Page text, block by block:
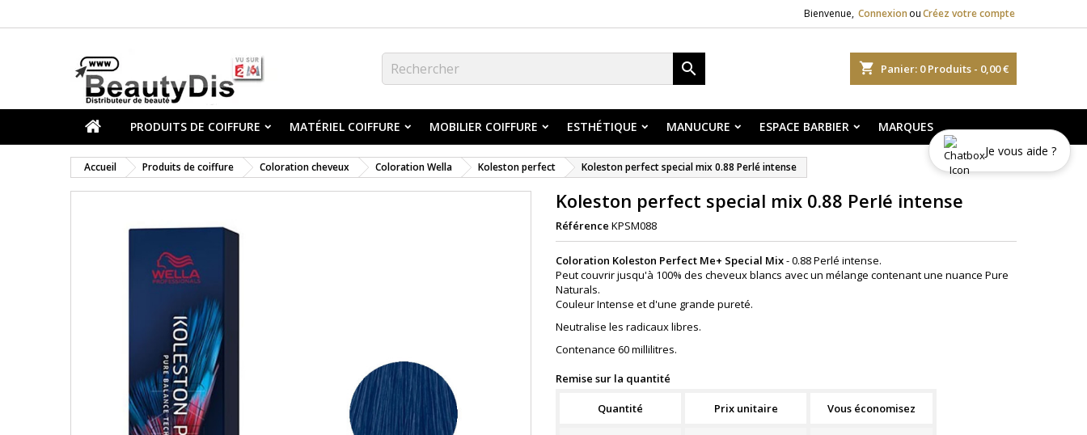
Bienvenue, Connexion ouCréez votre compte
shopping_cart Panier: 0Produits - 0,00 €

PRODUITS DE COIFFURE MATÉRIEL COIFFURE MOBILIER COIFFURE ESTHÉTIQUE MANUCURE ESPACE BARBIER MARQUES
Accueil Produits de coiffure Coloration cheveux Coloration Wella Koleston perfect Koleston perfect special mix 0.88 Perlé intense
Koleston perfect special mix 0.88 Perlé intense
Référence KPSM088
Coloration Koleston Perfect Me+ Special Mix- 0.88 Perlé intense.
Peut couvrir jusqu'à 100% des cheveux blancs avec un mélange contenant une nuance Pure
Naturals.
Couleur Intense et d'une grande pureté.
Neutralise les radicaux libres.
Contenance 60 millilitres.
Remise sur la quantité
Quantité Prix unitaire Vous économisez
Je vous aide ?